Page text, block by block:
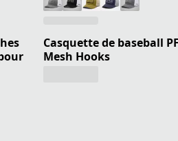
Casquette de baseball
Mesh Hooks